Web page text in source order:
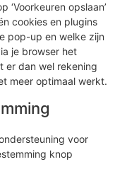
opslaan’
cookies en plugins
pop-up en welke zijn
je browser het
er dan wel rekening
meer optimaal werkt.
voor
knop